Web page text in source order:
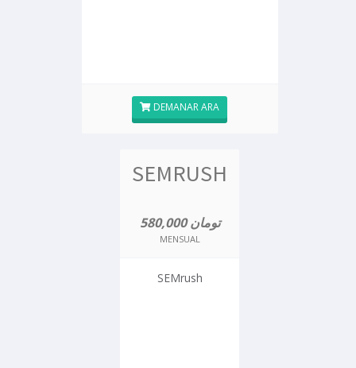
DEMANAR ARA
SEMRUSH
580,000 تومان
MENSUAL
SEMrush